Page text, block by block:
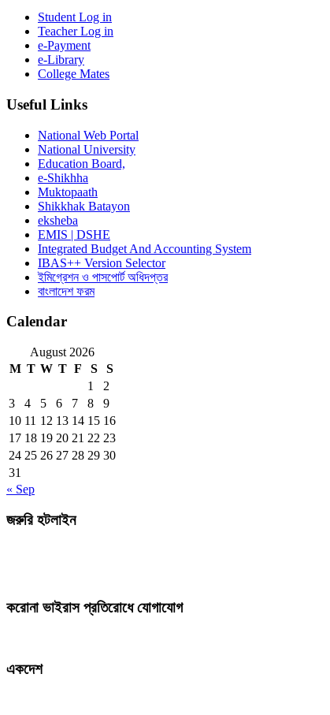
Student Log in
Teacher Log in
e-Payment
e-Library
College Mates
Useful Links
National Web Portal
National University
Education Board,
e-Shikhha
Muktopaath
Shikkhak Batayon
eksheba
EMIS | DSHE
Integrated Budget And Accounting System
IBAS++ Version Selector
ইমিগ্রেশন ও পাসপোর্ট অধিদপ্তর
বাংলাদেশ ফরম
Calendar
August 2026
M T W T F S
S
1
2
3
4 5 6 7 8
9
10 11 12 13 14 15 16
17 18 19 20 21 22 23
24 25 26 27 28 29 30
31
« Sep
জরুরি হটলাইন
করোনা ভাইরাস প্রতিরোধে যোগাযোগ
একদেশ